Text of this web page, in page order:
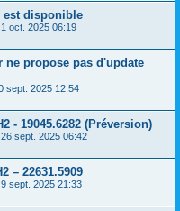
est disponible
oct. 2025 06:19
ne propose pas d'update
sept. 2025 12:54
- 19045.6282 (Préversion)
sept. 2025 06:42
– 22631.5909
sept. 2025 21:33